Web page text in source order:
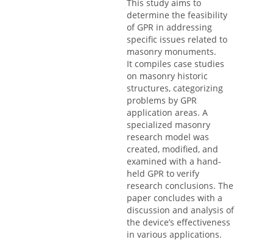
This study aims to
determine the feasibility
of GPR in addressing
specific issues related to
masonry monuments.
It compiles case studies
on masonry historic
structures, categorizing
problems by GPR
application areas. A
specialized masonry
research model was
created, modified, and
examined with a hand-
held GPR to verify
research conclusions. The
paper concludes with a
discussion and analysis of
the device’s effectiveness
in various applications.